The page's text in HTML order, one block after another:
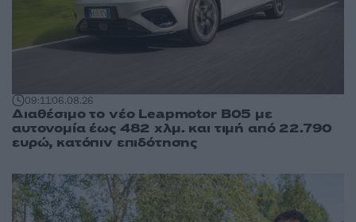
09:1106.08.26
Διαθέσιμο το νέο Leapmotor B05 με
αυτονομία έως 482 χλμ. και τιμή από 22.790
ευρώ, κατόπιν επιδότησης